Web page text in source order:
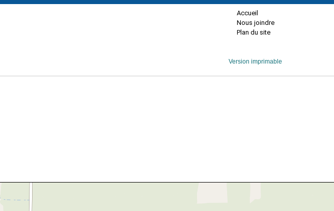
Accueil
Nous joindre
Plan du site
Version imprimable